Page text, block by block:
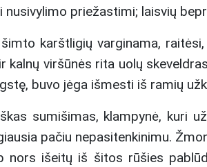
priežastimi; laisvių
karštligių varginama,
viršūnės rita uolų
buvo jėga išmesti iš ramių
sumišimas, klampynė, kuri
pačiu nepasitenkinimu.
nors išeitų iš šitos rūšies